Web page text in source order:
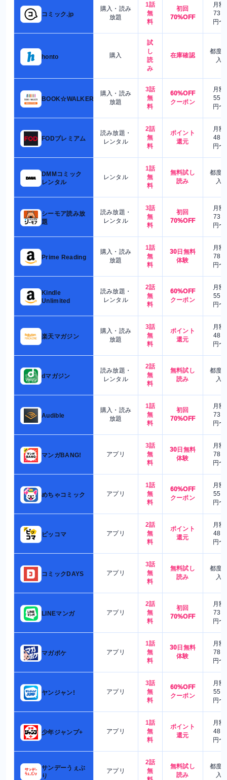
コミック.jp
購入・読み
放題
1話
無
料
初回
70%OFF
月額
730
円〜
honto 購入
試
し
読
み
在庫確認
都度
入
BOOK☆WALKER
購入・読み
放題
3話
無
料
60%OFF
クーポン
月額
550
円〜
FODプレミアム
読み放題・
レンタル
2話
無
料
ポイント
還元
月額
480
円〜
DMMコミック
レンタル
レンタル
1話
無
料
無料試し
読み
都度
入
シーモア読み放
題
読み放題・
レンタル
3話
無
料
初回
70%OFF
月額
730
円〜
Prime Reading
購入・読み
放題
1話
無
料
30日無料
体験
月額
780
円〜
Kindle
Unlimited
読み放題・
レンタル
2話
無
料
60%OFF
クーポン
月額
550
円〜
楽天マガジン
購入・読み
放題
3話
無
料
ポイント
還元
月額
480
円〜
dマガジン
読み放題・
レンタル
2話
無
料
無料試し
読み
都度
入
Audible
購入・読み
放題
1話
無
料
初回
70%OFF
月額
730
円〜
マンガBANG! アプリ
3話
無
料
30日無料
体験
月額
780
円〜
めちゃコミック アプリ
1話
無
料
60%OFF
クーポン
月額
550
円〜
ピッコマ アプリ
2話
無
料
ポイント
還元
月額
480
円〜
コミックDAYS アプリ
3話
無
料
無料試し
読み
都度
入
LINEマンガ アプリ
2話
無
料
初回
70%OFF
月額
730
円〜
マガポケ アプリ
1話
無
料
30日無料
体験
月額
780
円〜
ヤンジャン! アプリ
3話
無
料
60%OFF
クーポン
月額
550
円〜
少年ジャンプ+ アプリ
1話
無
料
ポイント
還元
月額
480
円〜
サンデーうぇぶ
り
アプリ
2話
無
無料試し
読み
都度
入